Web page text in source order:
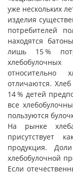
уже нескольких
изделия
потребителей
находятся
лишь 15 %
относительно
отличаются.
14 % детей
все
пользуются
На рынке
присутствует
продукция.
хлебобулочной
Если